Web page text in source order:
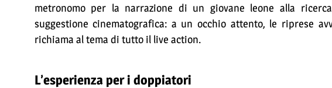
metronomo per la narrazione di un giovane leone alla
suggestione cinematografica: a un occhio attento, le riprese
richiama al tema di tutto il live action.
L’esperienza per i doppiatori